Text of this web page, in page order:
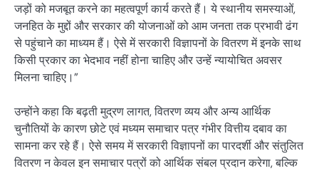
जड़ों को मजबूत करने का महत्वपूर्ण कार्य करते हैं। ये स्थानीय समस्याओं,
जनहित के मुद्दों और सरकार की योजनाओं को आम जनता तक प्रभावी ढंग
से पहुंचाने का माध्यम हैं। ऐसे में सरकारी विज्ञापनों के वितरण में इनके साथ
किसी प्रकार का भेदभाव नहीं होना चाहिए और उन्हें न्यायोचित अवसर
मिलना चाहिए।”
उन्होंने कहा कि बढ़ती मुद्रण लागत, वितरण व्यय और अन्य आर्थिक
चुनौतियों के कारण छोटे एवं मध्यम समाचार पत्र गंभीर वित्तीय दबाव का
सामना कर रहे हैं। ऐसे समय में सरकारी विज्ञापनों का पारदर्शी और संतुलित
वितरण न केवल इन समाचार पत्रों को आर्थिक संबल प्रदान करेगा, बल्कि